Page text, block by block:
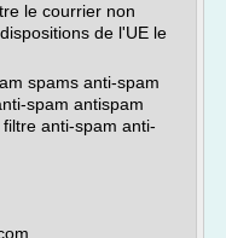
le courrier non
de l'UE le
spams anti-spam
spam antispam
anti-spam anti-